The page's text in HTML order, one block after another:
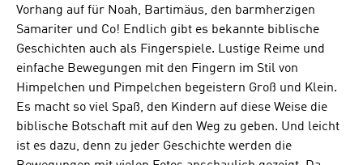
Vorhang auf für Noah, Bartimäus, den barmherzigen
Samariter und Co! Endlich gibt es bekannte biblische
Geschichten auch als Fingerspiele. Lustige Reime und
einfache Bewegungen mit den Fingern im Stil von
Himpelchen und Pimpelchen begeistern Groß und Klein.
Es macht so viel Spaß, den Kindern auf diese Weise die
biblische Botschaft mit auf den Weg zu geben. Und leicht
ist es dazu, denn zu jeder Geschichte werden die